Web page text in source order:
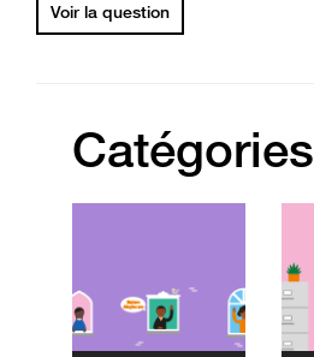
Voir la question
Catégories